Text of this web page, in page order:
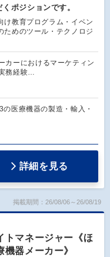
ポジションです。
け教育プログラム・イベン
ためのツール・テクノロジ
カーにおけるマーケティン
務経験…
医療機器の製造・輸入・
詳細を見る
掲載期間：26/08/06～26/08/19
トマネージャー《ほ
器メーカー》